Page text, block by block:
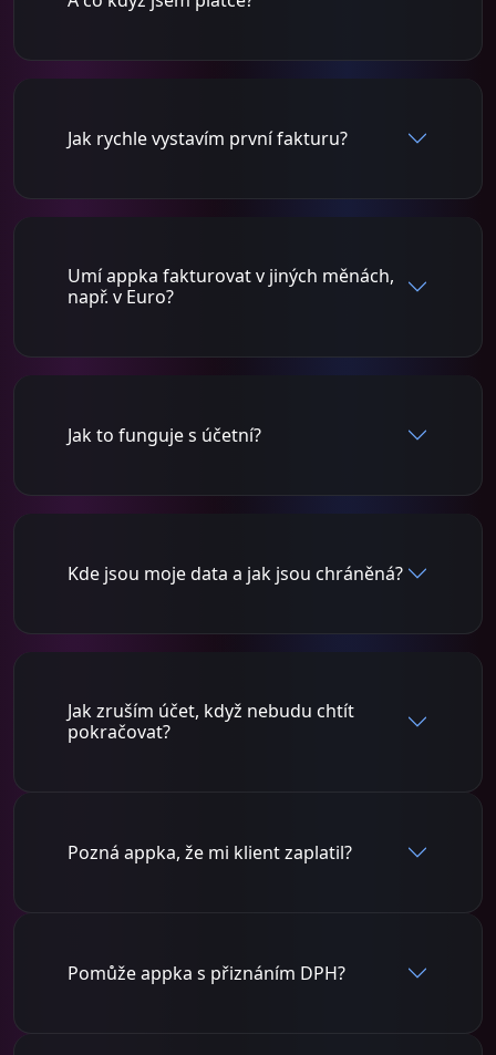
Jak rychle vystavím první fakturu?
Umí appka fakturovat v jiných měnách,
např. v Euro?
Jak to funguje s účetní?
Kde jsou moje data a jak jsou chráněná?
Jak zruším účet, když nebudu chtít
pokračovat?
Pozná appka, že mi klient zaplatil?
Pomůže appka s přiznáním DPH?